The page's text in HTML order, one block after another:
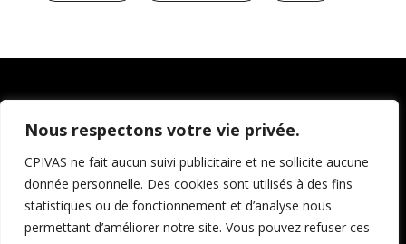
Nous respectons votre vie privée.
CPIVAS ne fait aucun suivi publicitaire et ne sollicite aucune
donnée personnelle. Des cookies sont utilisés à des fins
statistiques ou de fonctionnement et d’analyse nous
permettant d’améliorer notre site. Vous pouvez refuser ces